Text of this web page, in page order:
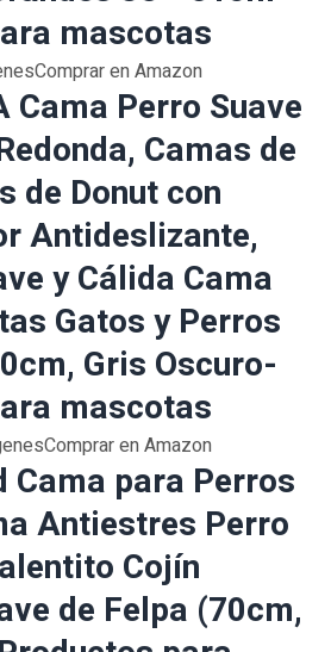
mascotas
en Amazon
Cama Perro Suave
Camas de
de Donut con
Antideslizante,
y Cálida Cama
Gatos y Perros
Gris Oscuro-
mascotas
en Amazon
Cama para Perros
Antiestres Perro
Cojín
de Felpa (70cm,